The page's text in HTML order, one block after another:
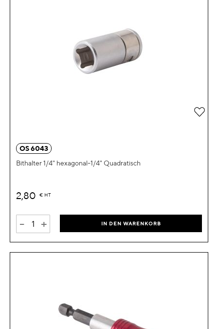
OS 6043
Bithalter 1/4" hexagonal-1/4" Quadratisch
2,80 € HT
- + IN DEN WARENKORB
Zur